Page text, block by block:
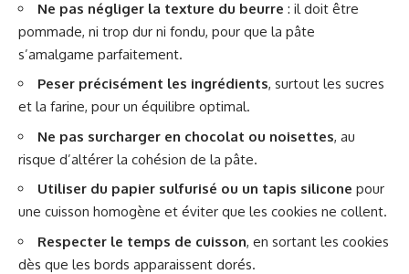
Ne pas négliger la texture du beurre : il doit être
pommade, ni trop dur ni fondu, pour que la pâte
s’amalgame parfaitement.
Peser précisément les ingrédients, surtout les sucres
et la farine, pour un équilibre optimal.
Ne pas surcharger en chocolat ou noisettes, au
risque d’altérer la cohésion de la pâte.
Utiliser du papier sulfurisé ou un tapis silicone pour
une cuisson homogène et éviter que les cookies ne collent.
Respecter le temps de cuisson, en sortant les cookies
dès que les bords apparaissent dorés.